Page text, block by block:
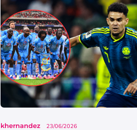
khernandez 23/06/2026